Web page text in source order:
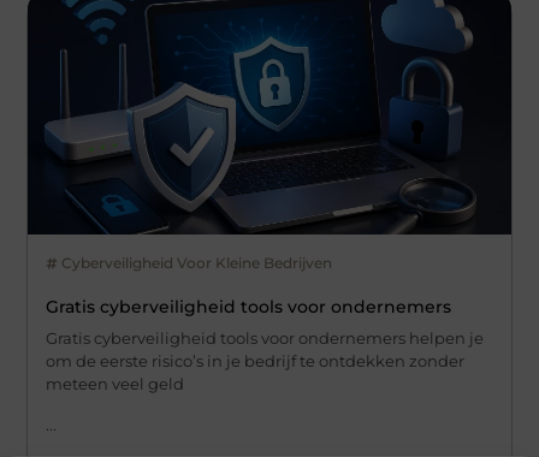
Cyberveiligheid Voor Kleine Bedrijven
Gratis cyberveiligheid tools voor ondernemers
Gratis cyberveiligheid tools voor ondernemers helpen je
om de eerste risico’s in je bedrijf te ontdekken zonder
meteen veel geld